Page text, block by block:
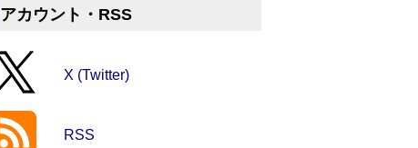
アカウント・RSS
X (Twitter)
RSS